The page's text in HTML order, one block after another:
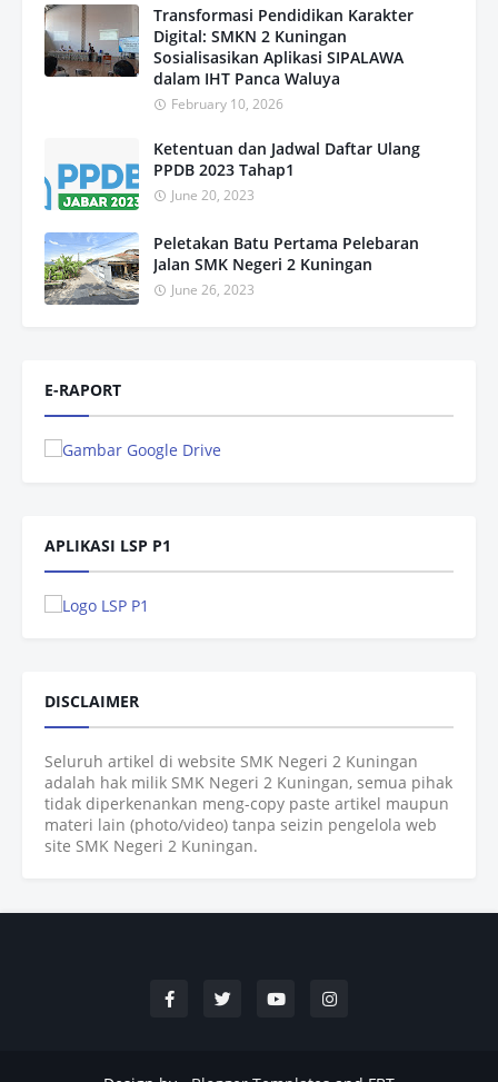
Transformasi Pendidikan Karakter
Digital: SMKN 2 Kuningan
Sosialisasikan Aplikasi SIPALAWA
dalam IHT Panca Waluya
February 10, 2026
Ketentuan dan Jadwal Daftar Ulang
PPDB 2023 Tahap1
June 20, 2023
Peletakan Batu Pertama Pelebaran
Jalan SMK Negeri 2 Kuningan
June 26, 2023
E-RAPORT
APLIKASI LSP P1
DISCLAIMER
Seluruh artikel di website SMK Negeri 2 Kuningan
adalah hak milik SMK Negeri 2 Kuningan, semua pihak
tidak diperkenankan meng-copy paste artikel maupun
materi lain (photo/video) tanpa seizin pengelola web
site SMK Negeri 2 Kuningan.